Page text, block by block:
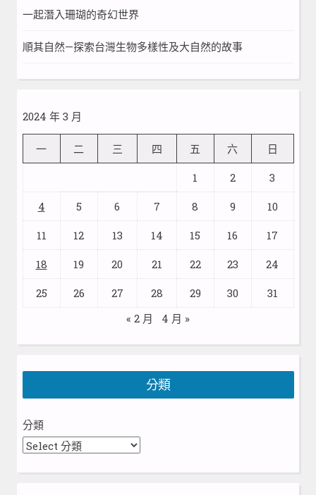
一起潛入珊瑚的奇幻世界
順其自然—探索台灣生物多樣性及大自然的故事
2024 年 3 月
一 二 三 四 五 六 日
1 2 3
4 5 6 7 8 9 10
11 12 13 14 15 16 17
18 19 20 21 22 23 24
25 26 27 28 29 30
31
« 2 月
4 月 »
分類
分類